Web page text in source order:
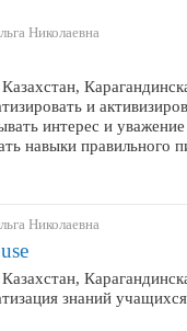
Николаевна
и
интерес и
навыки правильного
Николаевна
знаний